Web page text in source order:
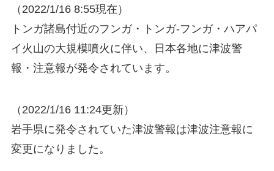
（2022/1/16 8:55現在）
トンガ諸島付近のフンガ・トンガ-フンガ・ハアパ
イ火山の大規模噴火に伴い、日本各地に津波警
報・注意報が発令されています。
（2022/1/16 11:24更新）
岩手県に発令されていた津波警報は津波注意報に
変更になりました。